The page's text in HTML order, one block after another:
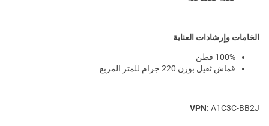
الخامات وإرشادات العناية
100% قطن
قماش ثقيل بوزن 220 جرام للمتر المربع
VPN: A1C3C-BB2J